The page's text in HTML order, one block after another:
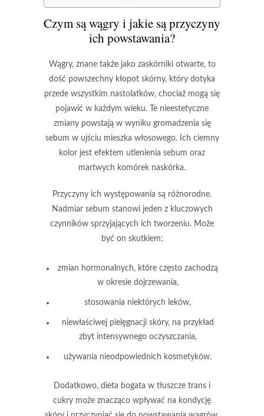
Czym są wągry i jakie są przyczyny
ich powstawania?
Wągry, znane także jako zaskórniki otwarte, to
dość powszechny kłopot skórny, który dotyka
przede wszystkim nastolatków, chociaż mogą się
pojawić w każdym wieku. Te nieestetyczne
zmiany powstają w wyniku gromadzenia się
sebum w ujściu mieszka włosowego. Ich ciemny
kolor jest efektem utlenienia sebum oraz
martwych komórek naskórka.
Przyczyny ich występowania są różnorodne.
Nadmiar sebum stanowi jeden z kluczowych
czynników sprzyjających ich tworzeniu. Może
być on skutkiem:
zmian hormonalnych, które często zachodzą
w okresie dojrzewania,
stosowania niektórych leków,
niewłaściwej pielęgnacji skóry, na przykład
zbyt intensywnego oczyszczania,
używania nieodpowiednich kosmetyków.
Dodatkowo, dieta bogata w tłuszcze trans i
cukry może znacząco wpływać na kondycję